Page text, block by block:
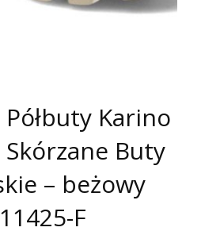
Karino
Buty
– beżowy
11425-F